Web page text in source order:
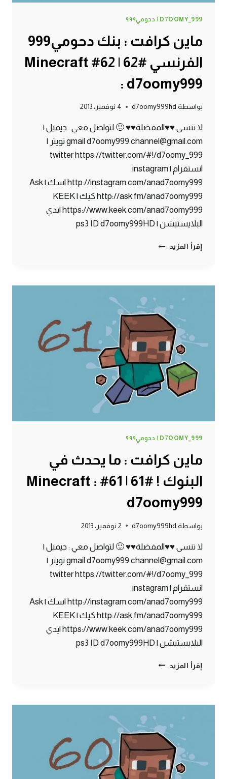
D7OOMY_999 | دحومي٩٩٩
ماين كرافت : بنك دحومي999
الفرنسي #62 | 62# Minecraft
: d7oomy999
بواسطة d7oomy999hd 4 نوفمبر، 2013
لا تنسى ♥♥المفضلة♥♥ 🙂 لتواصل معي : جيميل |
gmail d7oomy999.channel@gmail.com تويتر |
twitter https://twitter.com/#!/d7oomy_999
انستقرام | instagram
http://instagram.com/anad7oomy999 اسك | Ask
http://ask.fm/anad7oomy999 كيك | KEEK
https://www.keek.com/anad7oomy999 ايدي
البلايستيشن | ps3 ID d7oomy999HD
إقرأ المزيد ماين
دحومي999
الفرنسي
#62
|
62#
MINECRAFT
:
D7OOMY999
D7OOMY_999 | دحومي٩٩٩
ماين كرافت : ما يحدث في
البنوك ! #61 | 61# Minecraft :
d7oomy999
بواسطة d7oomy999hd 2 نوفمبر، 2013
لا تنسى ♥♥المفضلة♥♥ 🙂 لتواصل معي : جيميل |
gmail d7oomy999.channel@gmail.com تويتر |
twitter https://twitter.com/#!/d7oomy_999
انستقرام | instagram
http://instagram.com/anad7oomy999 اسك | Ask
http://ask.fm/anad7oomy999 كيك | KEEK
https://www.keek.com/anad7oomy999 ايدي
البلايستيشن | ps3 ID d7oomy999HD
إقرأ المزيد ماين
يحدث
البنوك
!
#61
|
61#